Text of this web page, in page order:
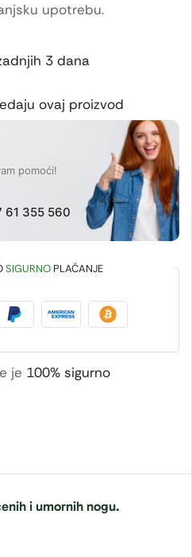
upotrebu.
3 dana
ovaj proizvod
pomoći!
61 355 560
SIGURNOPLAĆANJE
je 100% sigurno
i umornih nogu.